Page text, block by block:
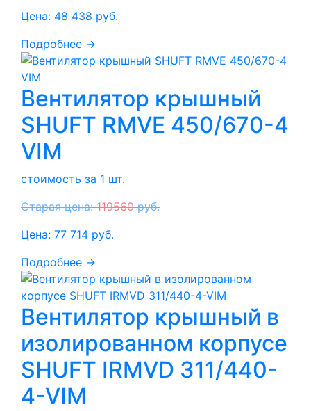
Цена: 48 438 руб.
Подробнее →
Вентилятор крышный
SHUFT RMVE 450/670-4
VIM
стоимость за 1 шт.
Старая цена:119560руб.
Цена: 77 714 руб.
Подробнее →
Вентилятор крышный в
изолированном корпусе
SHUFT IRMVD 311/440-
4-VIM